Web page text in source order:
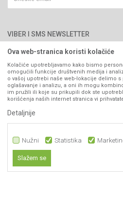
066/44-99-00
Kontakt
Isporuka
Pravo na odustajanje
Reklamacije
Povraćaj sredstava
Zamjena artikala
Plaćanje karticama
VIBER I SMS NEWSLETTER
PRATITE NAS
Ova web-stranica koristi kolačiće
Kolačiće upotrebljavamo kako bismo
omogućili funkcije društvenih medija i
o vašoj upotrebi naše web-lokacije delimo
oglašavanje i analizu, a oni ih mogu
im pružili ili koje su prikupili dok ste
korišćenja naših internet stranica vi
Detaljnije
Nužni Statistika
Slažem se